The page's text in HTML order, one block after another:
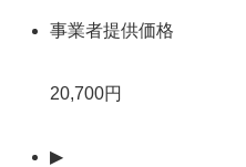
事業者提供価格
20,700円
▶